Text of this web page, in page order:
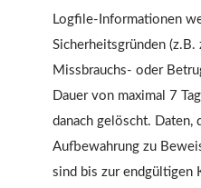
Logfile-Informationen
Sicherheitsgründen
Missbrauchs- oder
Dauer von maximal 7
danach gelöscht. Daten,
Aufbewahrung zu
sind bis zur endgültigen